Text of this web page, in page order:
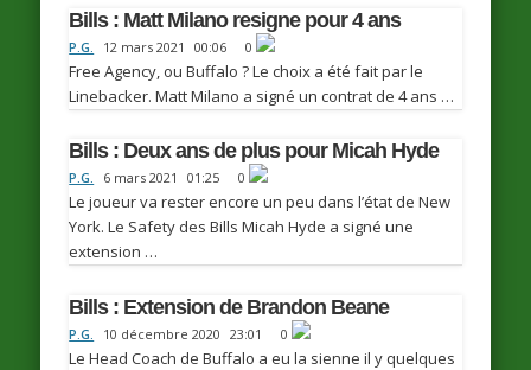
Bills : Matt Milano resigne pour 4 ans
P.G. 12 mars 2021 00:06 0
Free Agency, ou Buffalo ? Le choix a été fait par le
Linebacker. Matt Milano a signé un contrat de 4 ans …
Bills : Deux ans de plus pour Micah Hyde
P.G. 6 mars 2021 01:25 0
Le joueur va rester encore un peu dans l’état de New
York. Le Safety des Bills Micah Hyde a signé une
extension …
Bills : Extension de Brandon Beane
P.G. 10 décembre 2020 23:01 0
Le Head Coach de Buffalo a eu la sienne il y quelques